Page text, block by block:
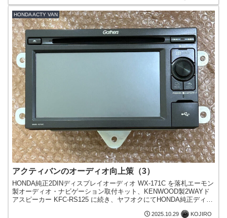
HONDA ACTY VAN
アクティバンのオーディオ向上策（3）
HONDA純正2DINディスプレイオーディオ WX-171C を落札エーモン
製オーディオ・ナビゲーション取付キット、KENWOOD製2WAYド
アスピーカー KFC-RS125 に続き、ヤフオクにてHONDA純正ディス
2025.10.29 KOJIRO